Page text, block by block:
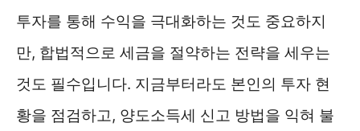
투자를 통해 수익을 극대화하는 것도 중요하지
만, 합법적으로 세금을 절약하는 전략을 세우는
것도 필수입니다. 지금부터라도 본인의 투자 현
황을 점검하고, 양도소득세 신고 방법을 익혀 불